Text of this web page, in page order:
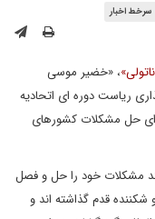
سرخط اخبار
، «خضیر موسی
ریاست دوره ای اتحادیه
حل مشکلات کشورهای
مشکلات خود را حل و فصل
قدم گذاشته اند و